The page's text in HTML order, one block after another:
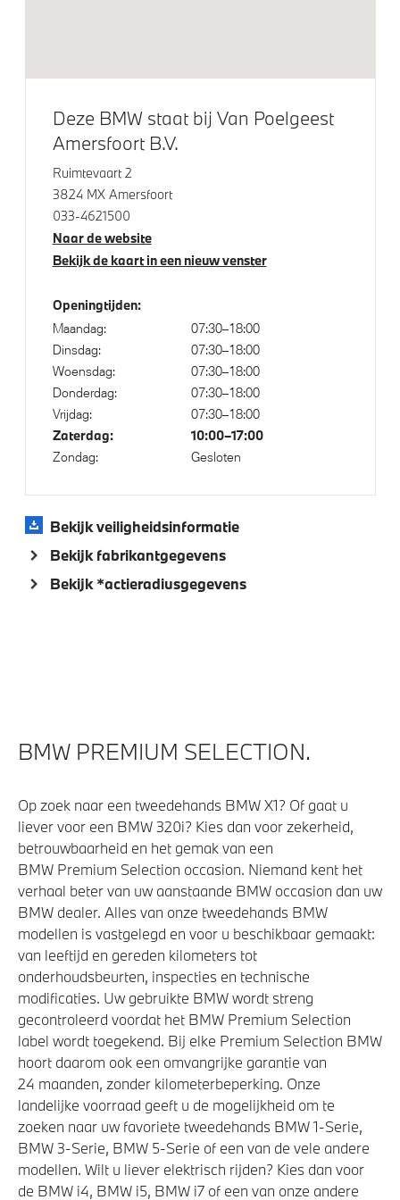
Deze BMW staat bij Van Poelgeest
Amersfoort B.V.
Ruimtevaart 2
3824 MX Amersfoort
033-4621500
Naar de website
Bekijk de kaart in een nieuw venster
Openingtijden:
Maandag:
07:30–18:00
Dinsdag:
07:30–18:00
Woensdag:
07:30–18:00
Donderdag:
07:30–18:00
Vrijdag:
07:30–18:00
Zaterdag: 10:00–17:00
Zondag: Gesloten
Bekijk veiligheidsinformatie
Bekijk fabrikantgegevens
Bekijk *actieradiusgegevens
BMW PREMIUM SELECTION.
Op zoek naar een tweedehands BMW X1? Of gaat u
liever voor een BMW 320i? Kies dan voor zekerheid,
betrouwbaarheid en het gemak van een
BMW Premium Selection occasion. Niemand kent het
verhaal beter van uw aanstaande BMW occasion dan uw
BMW dealer. Alles van onze tweedehands BMW
modellen is vastgelegd en voor u beschikbaar gemaakt:
van leeftijd en gereden kilometers tot
onderhoudsbeurten, inspecties en technische
modificaties. Uw gebruikte BMW wordt streng
gecontroleerd voordat het BMW Premium Selection
label wordt toegekend. Bij elke Premium Selection BMW
hoort daarom ook een omvangrijke garantie van
24 maanden, zonder kilometerbeperking. Onze
landelijke voorraad geeft u de mogelijkheid om te
zoeken naar uw favoriete tweedehands BMW 1-Serie,
BMW 3-Serie, BMW 5-Serie of een van de vele andere
modellen. Wilt u liever elektrisch rijden? Kies dan voor
de BMW i4, BMW i5, BMW i7 of een van onze andere